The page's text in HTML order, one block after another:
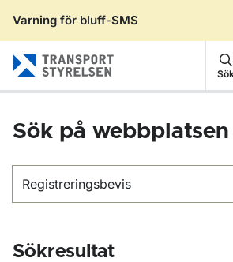
Varning för bluff-SMS
Sök på webbplatsen
Sökresultat